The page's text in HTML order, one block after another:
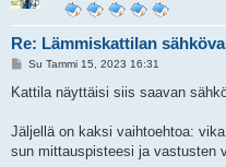
Re: Lämmiskattilan
V
e
i
Su Tammi 15, 2023 16:31
Kattila näyttäisi siis saavan
Jäljellä on kaksi vaihtoehtoa:
sun mittauspisteesi ja vastusten